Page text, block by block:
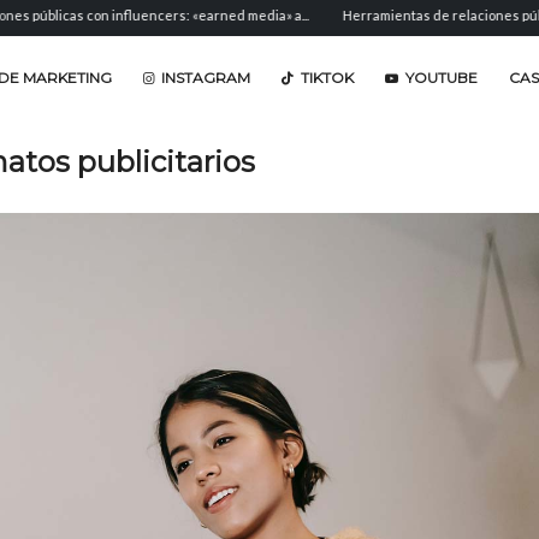
influencers: «earned media» a... Herramientas de relaciones públicas: software
MARKETING INSTAGRAM TIKTOK YOUTUBE
publicitarios